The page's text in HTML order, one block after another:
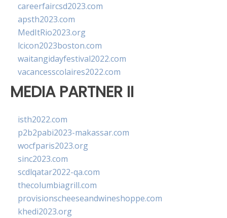
careerfaircsd2023.com
apsth2023.com
MedItRio2023.org
lcicon2023boston.com
waitangidayfestival2022.com
vacancesscolaires2022.com
MEDIA PARTNER II
isth2022.com
p2b2pabi2023-makassar.com
wocfparis2023.org
sinc2023.com
scdlqatar2022-qa.com
thecolumbiagrill.com
provisionscheeseandwineshoppe.com
khedi2023.org